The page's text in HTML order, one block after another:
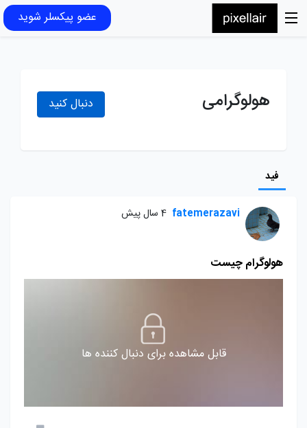
عضو پیکسلر شوید
هولوگرامی دنبال کنید
فید
fatemerazavi 4 سال پیش
هولوگرام چیست
قابل مشاهده برای دنبال کننده ها